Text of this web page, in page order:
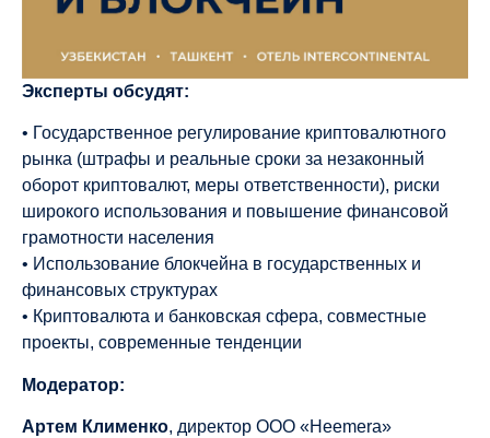
Эксперты обсудят:
• Государственное регулирование криптовалютного
рынка (штрафы и реальные сроки за незаконный
оборот криптовалют, меры ответственности), риски
широкого использования и повышение финансовой
грамотности населения
• Использование блокчейна в государственных и
финансовых структурах
• Криптовалюта и банковская сфера, совместные
проекты, современные тенденции
Модератор:
Артем Клименко, директор ООО «Heemera»